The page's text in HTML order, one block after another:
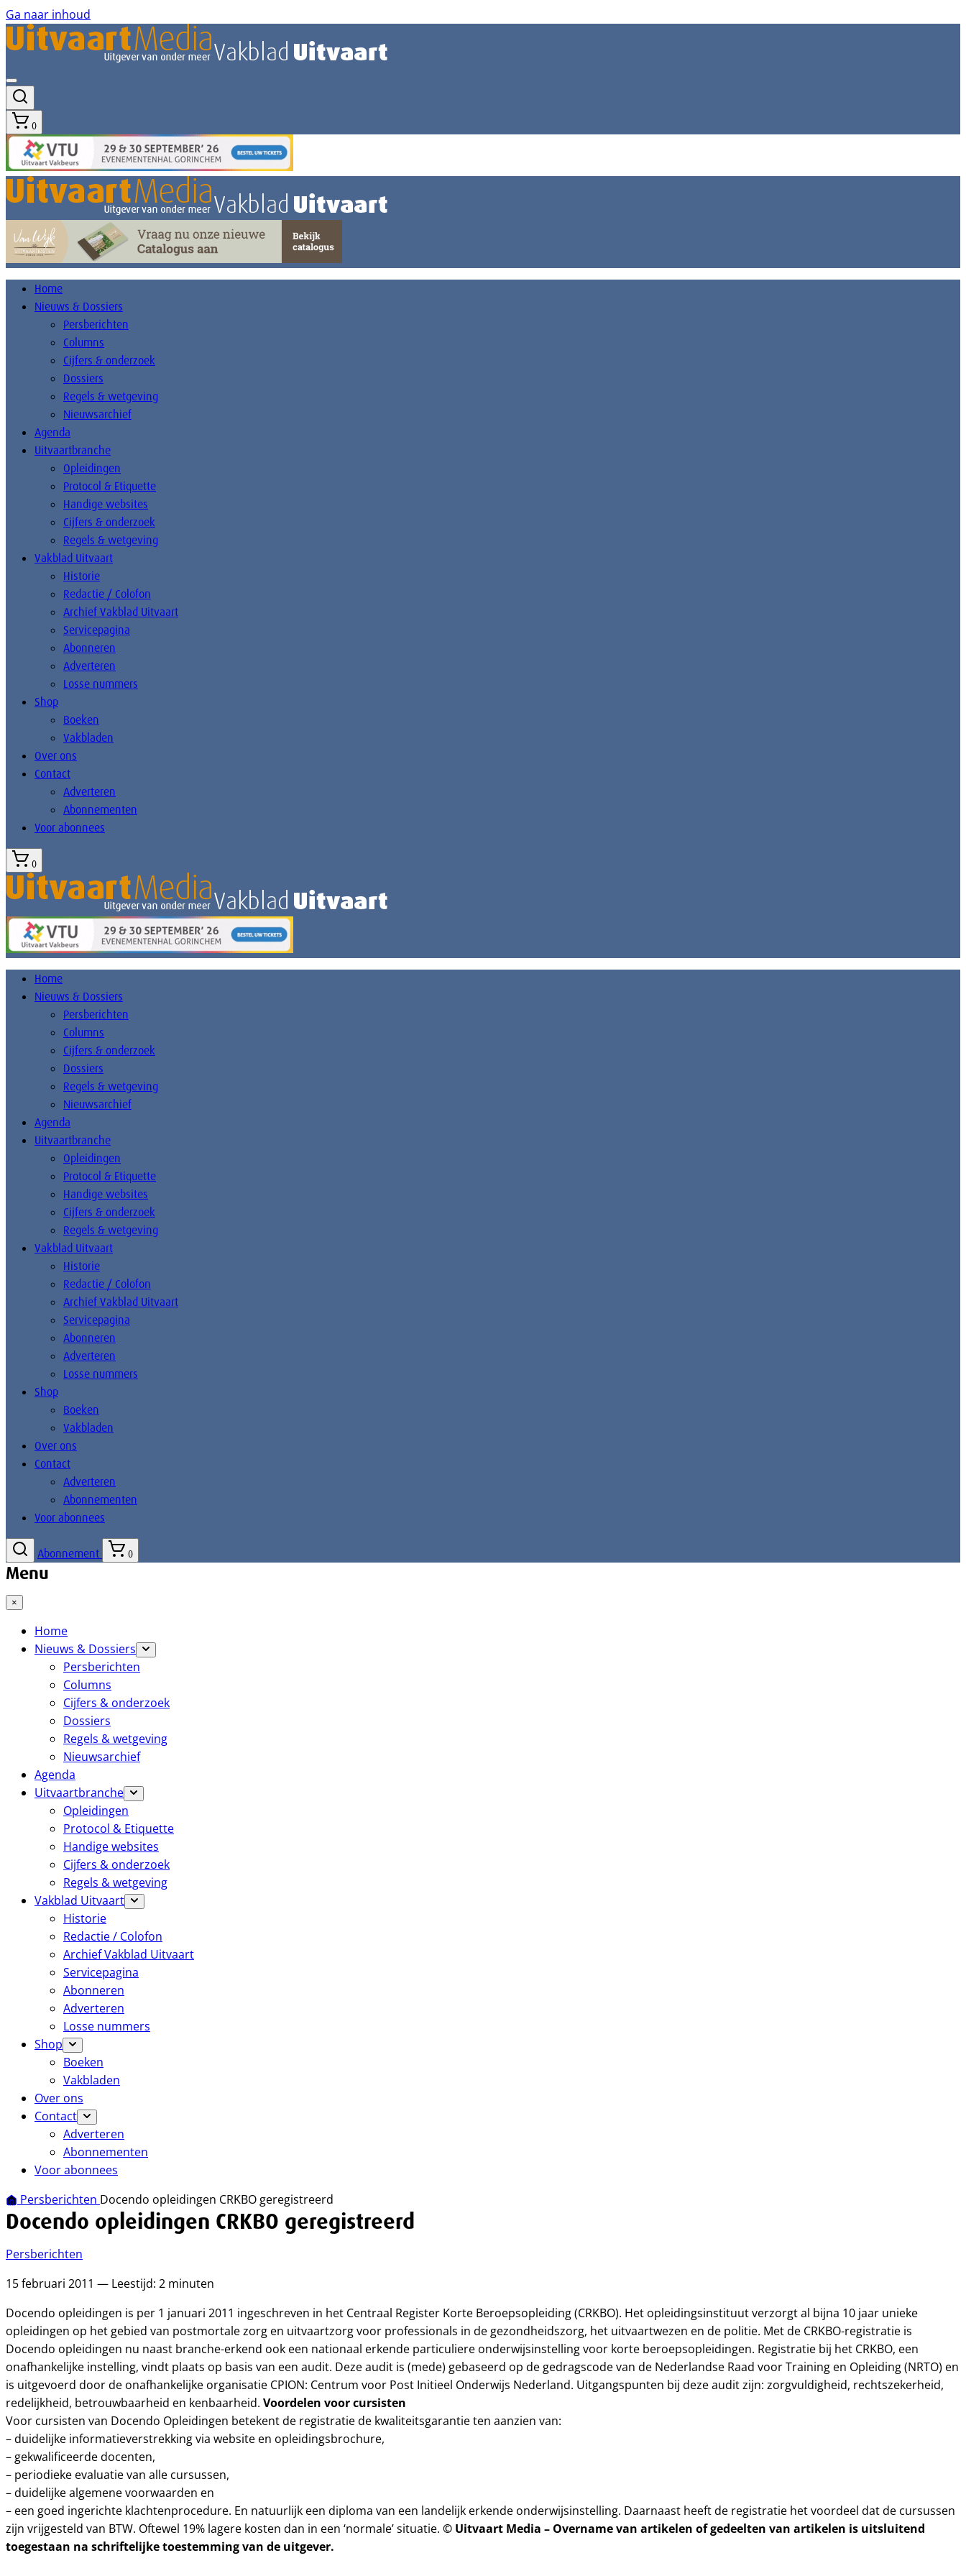
Ga naar inhoud
0
Home
Nieuws & Dossiers
Persberichten
Columns
Cijfers & onderzoek
Dossiers
Regels & wetgeving
Nieuwsarchief
Agenda
Uitvaartbranche
Opleidingen
Protocol & Etiquette
Handige websites
Cijfers & onderzoek
Regels & wetgeving
Vakblad Uitvaart
Historie
Redactie / Colofon
Archief Vakblad Uitvaart
Servicepagina
Abonneren
Adverteren
Losse nummers
Shop
Boeken
Vakbladen
Over ons
Contact
Adverteren
Abonnementen
Voor abonnees
0
Home
Nieuws & Dossiers
Persberichten
Columns
Cijfers & onderzoek
Dossiers
Regels & wetgeving
Nieuwsarchief
Agenda
Uitvaartbranche
Opleidingen
Protocol & Etiquette
Handige websites
Cijfers & onderzoek
Regels & wetgeving
Vakblad Uitvaart
Historie
Redactie / Colofon
Archief Vakblad Uitvaart
Servicepagina
Abonneren
Adverteren
Losse nummers
Shop
Boeken
Vakbladen
Over ons
Contact
Adverteren
Abonnementen
Voor abonnees
Abonnement 0
Menu
×
Home
Nieuws & Dossiers
Persberichten
Columns
Cijfers & onderzoek
Dossiers
Regels & wetgeving
Nieuwsarchief
Agenda
Uitvaartbranche
Opleidingen
Protocol & Etiquette
Handige websites
Cijfers & onderzoek
Regels & wetgeving
Vakblad Uitvaart
Historie
Redactie / Colofon
Archief Vakblad Uitvaart
Servicepagina
Abonneren
Adverteren
Losse nummers
Shop
Boeken
Vakbladen
Over ons
Contact
Adverteren
Abonnementen
Voor abonnees
Persberichten Docendo opleidingen CRKBO geregistreerd
Docendo opleidingen CRKBO geregistreerd
Persberichten
15 februari 2011 — Leestijd: 2 minuten
Docendo opleidingen is per 1 januari 2011 ingeschreven in het Centraal Register Korte Beroepsopleiding (CRKBO). Het opleidingsinstituut verzorgt al bijna 10 jaar unieke
opleidingen op het gebied van postmortale zorg en uitvaartzorg voor professionals in de gezondheidszorg, het uitvaartwezen en de politie. Met de CRKBO-registratie is
Docendo opleidingen nu naast branche-erkend ook een nationaal erkende particuliere onderwijsinstelling voor korte beroepsopleidingen. Registratie bij het CRKBO, een
onafhankelijke instelling, vindt plaats op basis van een audit. Deze audit is (mede) gebaseerd op de gedragscode van de Nederlandse Raad voor Training en Opleiding (NRTO) en
is uitgevoerd door de onafhankelijke organisatie CPION: Centrum voor Post Initieel Onderwijs Nederland. Uitgangspunten bij deze audit zijn: zorgvuldigheid, rechtszekerheid,
redelijkheid, betrouwbaarheid en kenbaarheid. Voordelen voor cursisten
Voor cursisten van Docendo Opleidingen betekent de registratie de kwaliteitsgarantie ten aanzien van:
– duidelijke informatieverstrekking via website en opleidingsbrochure,
– gekwalificeerde docenten,
– periodieke evaluatie van alle cursussen,
– duidelijke algemene voorwaarden en
– een goed ingerichte klachtenprocedure. En natuurlijk een diploma van een landelijk erkende onderwijsinstelling. Daarnaast heeft de registratie het voordeel dat de cursussen
zijn vrijgesteld van BTW. Oftewel 19% lagere kosten dan in een ‘normale’ situatie. © Uitvaart Media – Overname van artikelen of gedeelten van artikelen is uitsluitend
toegestaan na schriftelijke toestemming van de uitgever.